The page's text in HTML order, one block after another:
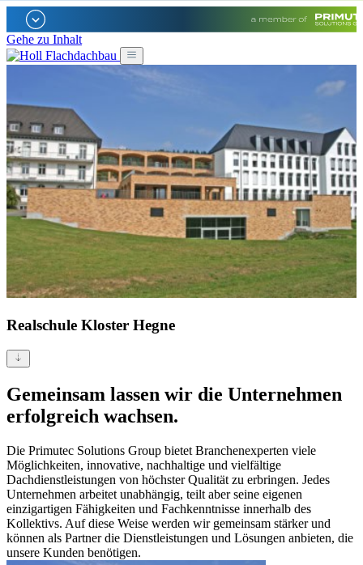
Gehe zu Inhalt
Realschule Kloster Hegne
Gemeinsam lassen wir die Unternehmen
erfolgreich wachsen.
Die Primutec Solutions Group bietet Branchenexperten viele
Möglichkeiten, innovative, nachhaltige und vielfältige
Dachdienstleistungen von höchster Qualität zu erbringen. Jedes
Unternehmen arbeitet unabhängig, teilt aber seine eigenen
einzigartigen Fähigkeiten und Fachkenntnisse innerhalb des
Kollektivs. Auf diese Weise werden wir gemeinsam stärker und
können als Partner die Dienstleistungen und Lösungen anbieten, die
unsere Kunden benötigen.